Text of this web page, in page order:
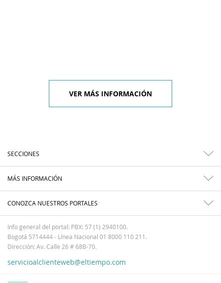
VER MÁS INFORMACIÓN
SECCIONES
MÁS INFORMACIÓN
CONOZCA NUESTROS PORTALES
Info general del portal: PBX: 57 (1) 2940100.
Bogotá 5714444 - Línea Nacional 01 8000 110 211.
Dirección: Av. Calle 26 # 68B-70.
servicioalclienteweb@eltiempo.com